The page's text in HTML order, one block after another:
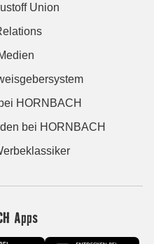
Union
HORNBACH
bei HORNBACH
Apps